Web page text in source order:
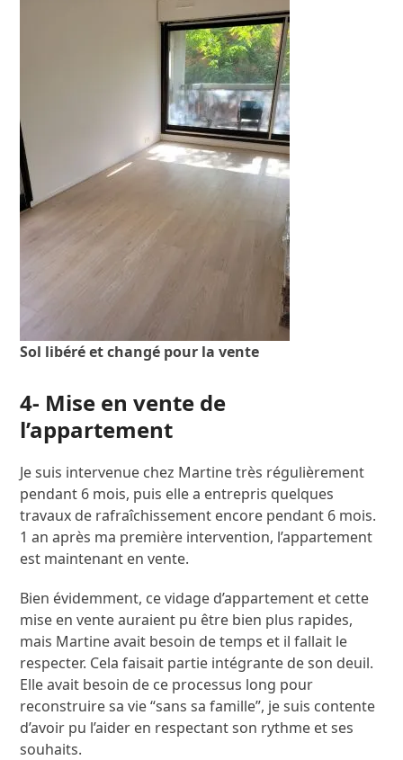
Sol libéré et changé pour la vente
4- Mise en vente de
l’appartement
Je suis intervenue chez Martine très régulièrement
pendant 6 mois, puis elle a entrepris quelques
travaux de rafraîchissement encore pendant 6 mois.
1 an après ma première intervention, l’appartement
est maintenant en vente.
Bien évidemment, ce vidage d’appartement et cette
mise en vente auraient pu être bien plus rapides,
mais Martine avait besoin de temps et il fallait le
respecter. Cela faisait partie intégrante de son deuil.
Elle avait besoin de ce processus long pour
reconstruire sa vie “sans sa famille”, je suis contente
d’avoir pu l’aider en respectant son rythme et ses
souhaits.